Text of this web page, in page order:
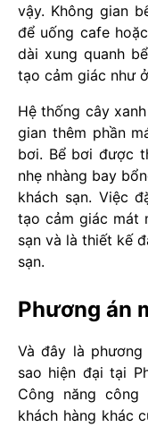
vậy. Không gian
để uống cafe
dài xung quanh
tạo cảm giác như
Hệ thống cây
gian thêm phần
bơi. Bể bơi được
nhẹ nhàng bay
khách sạn. Việc
tạo cảm giác mát
sạn và là thiết kế
sạn.
Phương án
Và đây là
sao hiện đại tại
Công năng
khách hàng khác